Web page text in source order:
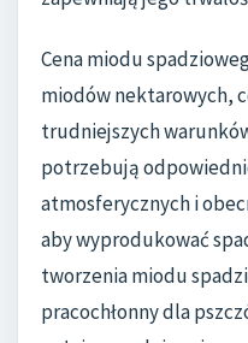
Cena miodu
miodów nektarowych,
trudniejszych
potrzebują
atmosferycznych i
aby wyprodukować
tworzenia miodu
pracochłonny dla